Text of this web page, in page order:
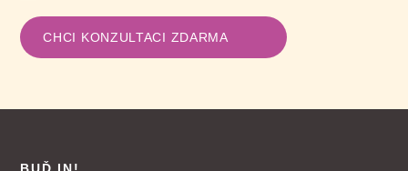
CHCI KONZULTACI ZDARMA
BUĎ IN!